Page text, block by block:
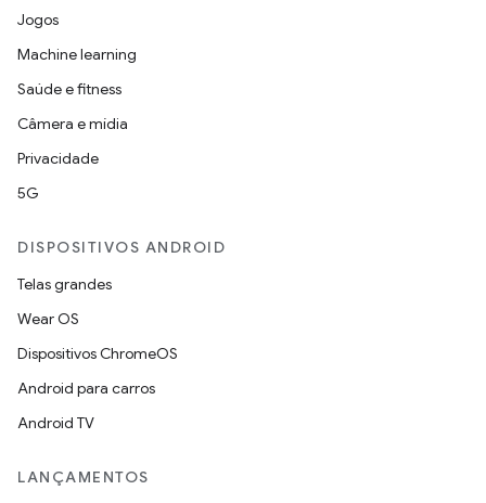
Jogos
Machine learning
Saúde e fitness
Câmera e mídia
Privacidade
5G
DISPOSITIVOS ANDROID
Telas grandes
Wear OS
Dispositivos ChromeOS
Android para carros
Android TV
LANÇAMENTOS